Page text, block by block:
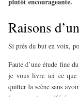
Raisons
Si près du but en voix,
Faute d’une étude fine
je vous livre ici ce que
quitter la scène sans